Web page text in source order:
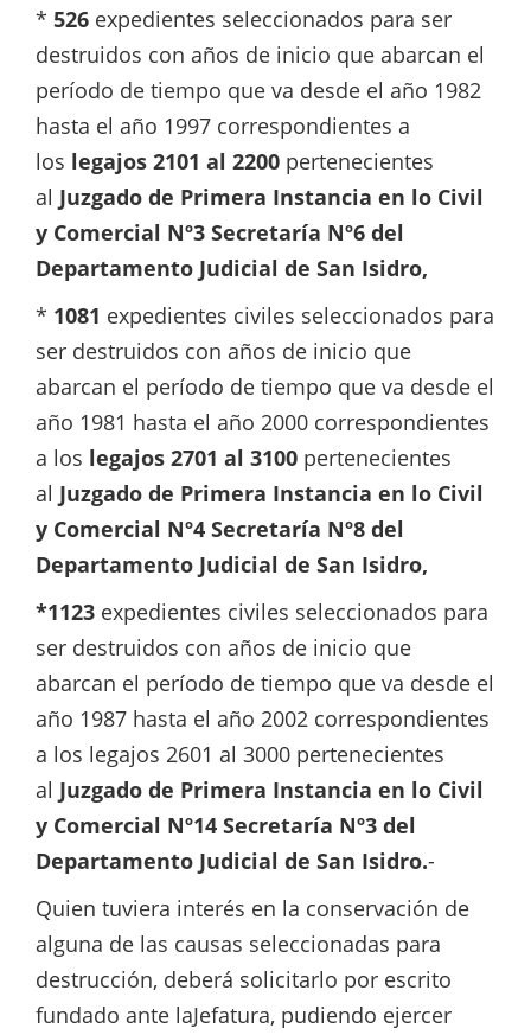
* 526 expedientes seleccionados para ser
destruidos con años de inicio que abarcan el
período de tiempo que va desde el año 1982
hasta el año 1997 correspondientes a
los legajos 2101 al 2200 pertenecientes
al Juzgado de Primera Instancia en lo Civil
y Comercial Nº3 Secretaría Nº6 del
Departamento Judicial de San Isidro,
* 1081 expedientes civiles seleccionados para
ser destruidos con años de inicio que
abarcan el período de tiempo que va desde el
año 1981 hasta el año 2000 correspondientes
a los legajos 2701 al 3100 pertenecientes
al Juzgado de Primera Instancia en lo Civil
y Comercial Nº4 Secretaría Nº8 del
Departamento Judicial de San Isidro,
*1123 expedientes civiles seleccionados para
ser destruidos con años de inicio que
abarcan el período de tiempo que va desde el
año 1987 hasta el año 2002 correspondientes
a los legajos 2601 al 3000 pertenecientes
al Juzgado de Primera Instancia en lo Civil
y Comercial Nº14 Secretaría Nº3 del
Departamento Judicial de San Isidro.-
Quien tuviera interés en la conservación de
alguna de las causas seleccionadas para
destrucción, deberá solicitarlo por escrito
fundado ante laJefatura, pudiendo ejercer